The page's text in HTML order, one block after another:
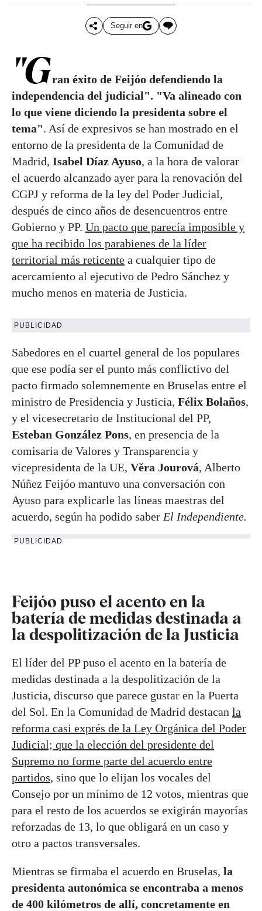
Seguir en
"Gran éxito de Feijóo defendiendo la
independencia del judicial". "Va alineado con
lo que viene diciendo la presidenta sobre el
tema". Así de expresivos se han mostrado en el
entorno de la presidenta de la Comunidad de
Madrid, Isabel Díaz Ayuso, a la hora de valorar
el acuerdo alcanzado ayer para la renovación del
CGPJ y reforma de la ley del Poder Judicial,
después de cinco años de desencuentros entre
Gobierno y PP. Un pacto que parecía imposible y
que ha recibido los parabienes de la líder
territorial más reticente a cualquier tipo de
acercamiento al ejecutivo de Pedro Sánchez y
mucho menos en materia de Justicia.
PUBLICIDAD
Sabedores en el cuartel general de los populares
que ese podía ser el punto más conflictivo del
pacto firmado solemnemente en Bruselas entre el
ministro de Presidencia y Justicia, Félix Bolaños,
y el vicesecretario de Institucional del PP,
Esteban González Pons, en presencia de la
comisaria de Valores y Transparencia y
vicepresidenta de la UE, Věra Jourová, Alberto
Núñez Feijóo mantuvo una conversación con
Ayuso para explicarle las líneas maestras del
acuerdo, según ha podido saber El Independiente.
PUBLICIDAD
Feijóo puso el acento en la
batería de medidas destinada a
la despolitización de la Justicia
El líder del PP puso el acento en la batería de
medidas destinada a la despolitización de la
Justicia, discurso que parece gustar en la Puerta
del Sol. En la Comunidad de Madrid destacan la
reforma casi exprés de la Ley Orgánica del Poder
Judicial; que la elección del presidente del
Supremo no forme parte del acuerdo entre
partidos, sino que lo elijan los vocales del
Consejo por un mínimo de 12 votos, mientras que
para el resto de los acuerdos se exigirán mayorías
reforzadas de 13, lo que obligará en un caso y
otro a pactos transversales.
Mientras se firmaba el acuerdo en Bruselas, la
presidenta autonómica se encontraba a menos
de 400 kilómetros de allí, concretamente en